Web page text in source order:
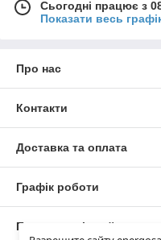
Сьогодні працює з
Показати весь
Про нас
Контакти
Доставка та оплата
Графік роботи
Повна версія сайту